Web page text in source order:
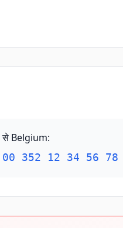
से Belgium:
00 352 12 34 56 78